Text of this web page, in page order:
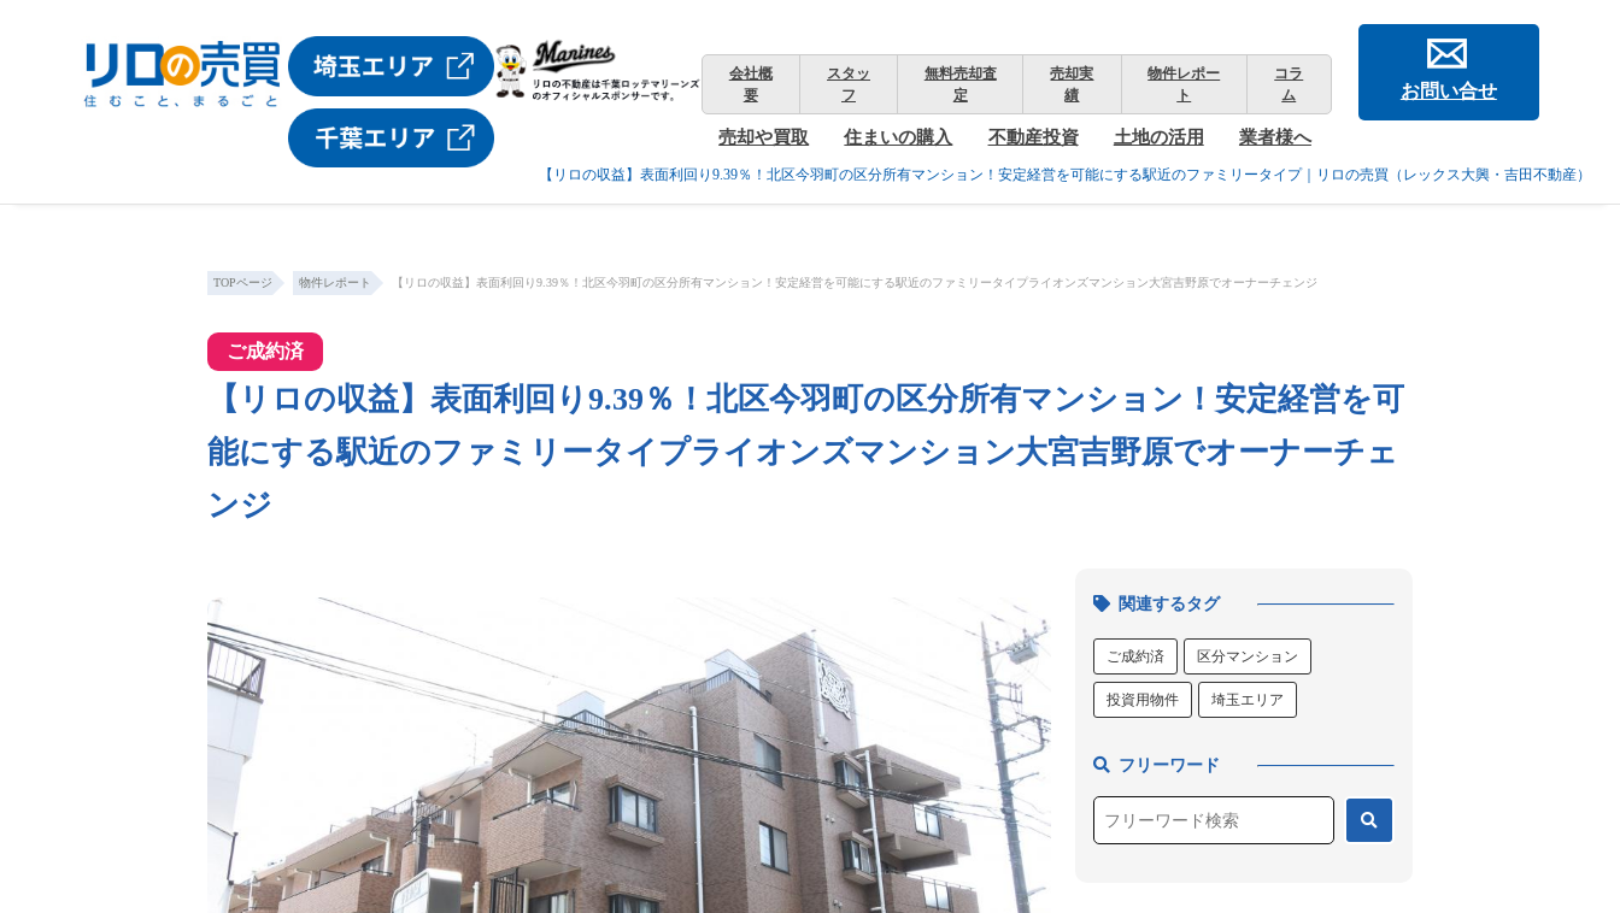
【リロの収益】表面利回り9.39％！北区今羽町の区分所有マンション！安定経営を可能にする駅近のファミリータイプ｜リロの売買（レックス大興・吉田不動産）
会社概
要
スタッ
フ
無料売却査
定
売却実
績
物件レポー
ト
コラ
ム
売却や買取 住まいの購入 不動産投資 土地の活用 業者様へ
お問い合せ
TOPページ 物件レポート 【リロの収益】表面利回り9.39％！北区今羽町の区分所有マンション！安定経営を可能にする駅近のファミリータイプライオンズマンション大宮吉野原でオーナーチェンジ
ご成約済
【リロの収益】表面利回り9.39％！北区今羽町の区分所有マンション！安定経営を可
能にする駅近のファミリータイプライオンズマンション大宮吉野原でオーナーチェ
ンジ
関連するタグ
ご成約済 区分マンション
投資用物件 埼玉エリア
フリーワード